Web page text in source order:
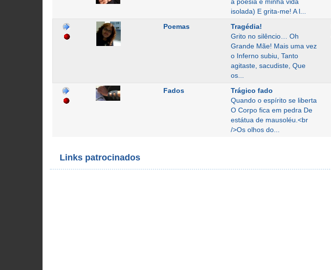
isolada) E grita-me! A l...
Poemas
Tragédia!
Grito no silêncio… Oh
Grande Mãe! Mais uma vez
o Inferno subiu, Tanto
agitaste, sacudiste, Que
os...
Fados
Trágico fado
Quando o espírito se liberta
O Corpo fica em pedra De
estátua de mausoléu.<br
/>Os olhos do...
Links patrocinados